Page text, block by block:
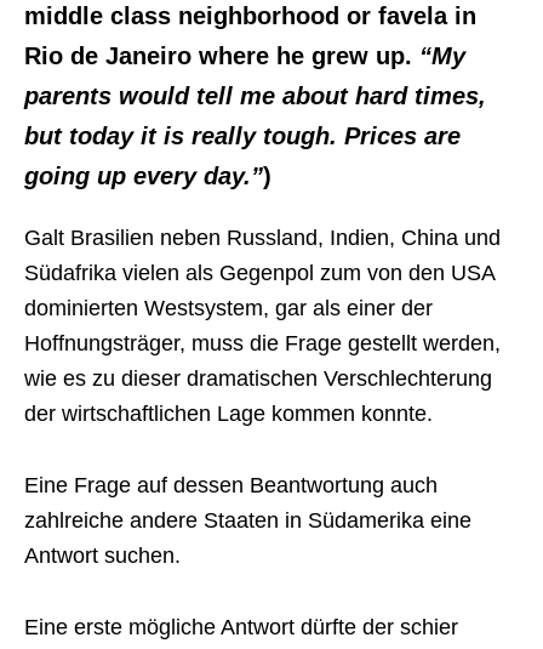
middle class neighborhood or favela in
Rio de Janeiro where he grew up. “My
parents would tell me about hard times,
but today it is really tough. Prices are
going up every day.”)
Galt Brasilien neben Russland, Indien, China und
Südafrika vielen als Gegenpol zum von den USA
dominierten Westsystem, gar als einer der
Hoffnungsträger, muss die Frage gestellt werden,
wie es zu dieser dramatischen Verschlechterung
der wirtschaftlichen Lage kommen konnte.
Eine Frage auf dessen Beantwortung auch
zahlreiche andere Staaten in Südamerika eine
Antwort suchen.
Eine erste mögliche Antwort dürfte der schier